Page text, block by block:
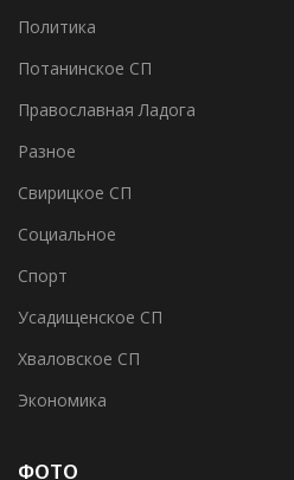
Пашское СП
Политика
Потанинское СП
Православная Ладога
Разное
Свирицкое СП
Социальное
Спорт
Усадищенское СП
Хваловское СП